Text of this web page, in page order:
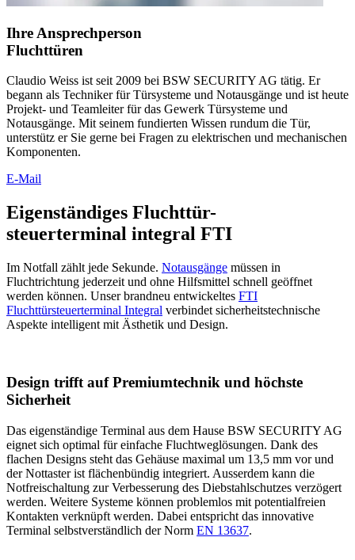
Ihre Ansprechperson
Fluchttüren
Claudio Weiss ist seit 2009 bei BSW SECURITY AG tätig. Er
begann als Techniker für Türsysteme und Notausgänge und ist heute
Projekt- und Teamleiter für das Gewerk Türsysteme und
Notausgänge. Mit seinem fundierten Wissen rundum die Tür,
unterstütz er Sie gerne bei Fragen zu elektrischen und mechanischen
Komponenten.
E-Mail
Eigenständiges Fluchttür-
steuerterminal integral FTI
Im Notfall zählt jede Sekunde. Notausgänge müssen in
Fluchtrichtung jederzeit und ohne Hilfsmittel schnell geöffnet
werden können. Unser brandneu entwickeltes FTI
Fluchttürsteuerterminal Integral verbindet sicherheitstechnische
Aspekte intelligent mit Ästhetik und Design.
Design trifft auf Premiumtechnik und höchste
Sicherheit
Das eigenständige Terminal aus dem Hause BSW SECURITY AG
eignet sich optimal für einfache Fluchtweglösungen. Dank des
flachen Designs steht das Gehäuse maximal um 13,5 mm vor und
der Nottaster ist flächenbündig integriert. Ausserdem kann die
Notfreischaltung zur Verbesserung des Diebstahlschutzes verzögert
werden. Weitere Systeme können problemlos mit potentialfreien
Kontakten verknüpft werden. Dabei entspricht das innovative
Terminal selbstverständlich der Norm EN 13637.